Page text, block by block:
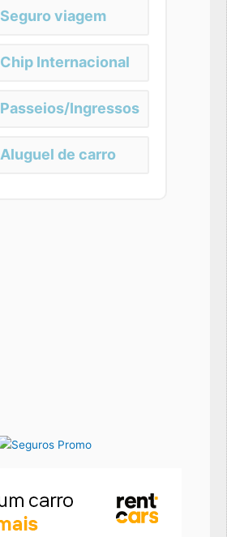
Seguro viagem
Chip Internacional
Passeios/Ingressos
Aluguel de carro